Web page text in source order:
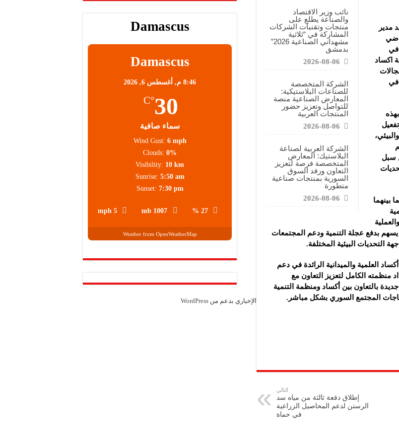
ودعم الصناعات البلاستيكية السورية
تساهم في دعم الصناعة السورية وتعزيز حضور المنتجات المحلية
نائب وزير الاقتصاد
والصناعة يطلع على
منتجات وتقنيات الشركات
المشاركة في “ثلاثية
مشهداني الصناعية 2026”
بدمشق
2026-08-06
الشركة المتخصصة
للصناعات البلاستيكية:
المعارض الصناعية منصة
للتواصل وتعزيز حضور
المنتجات العربية
2026-08-06
الشركة العربية لصناعة
البلاستيك: المعارض
المتخصصة فرصة لتعزيز
التعاون ورفد السوق
السورية بمنتجات صناعية
متطورة
2026-08-06
مدير
في
اكساد
في
سبل
بينهما
يسهم بدفع عجلة التنمية ودعم المجتمعات
التحديات البيئية المختلفة.
العلمية والميدانية الرائدة في دعم
منظمته الكامل لتعزيز التعاون مع
بالتعاون بين أكساد ومنظمة التنمية
المجتمع السوري بشكل مباشر.
التالي
إطلاق دفعة ثالثة من مياه سد
الرستن لدعم المحاصيل الزراعية
في حماة
Damascus
Damascus
8:46 م, أغسطس 6, 2026
30
°C
سماء صافية
27 %
1007 mb
5 mph
Wind Gust: 6 mph
Clouds: 0%
Visibility: 10 km
Sunrise: 5:50 am
Sunset: 7:30 pm
Weather from OpenWeatherMap
الإخباري بدعم من WordPress